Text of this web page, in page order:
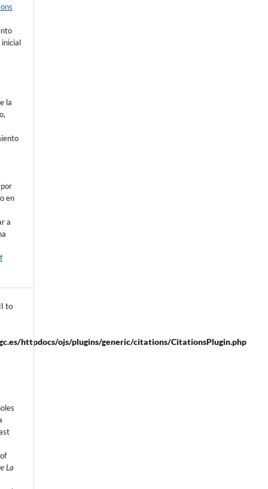
inicial
la
en
a
to
httpdocs/ojs/plugins/generic/citations/CitationsPlugin.php
La